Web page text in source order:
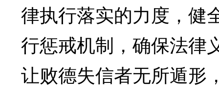
律执行落实的力度，健
行惩戒机制，确保法律
让败德失信者无所遁形